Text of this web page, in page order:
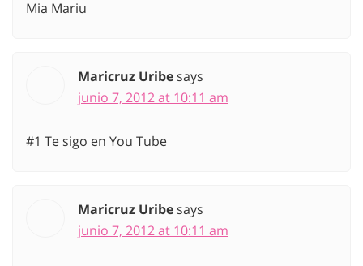
Mia Mariu
Maricruz Uribesays
junio 7, 2012 at 10:11 am
#1 Te sigo en You Tube
Maricruz Uribesays
junio 7, 2012 at 10:11 am